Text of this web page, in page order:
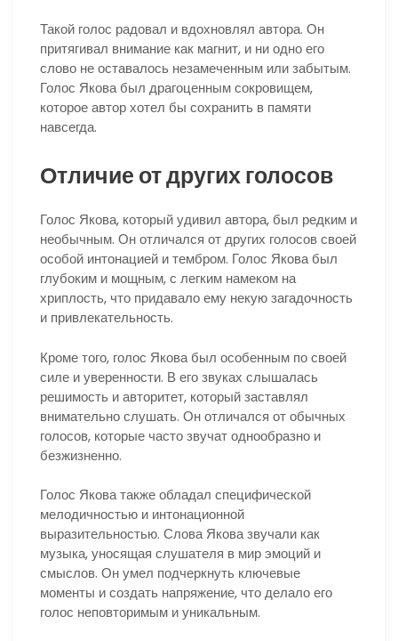
Такой голос радовал и вдохновлял автора. Он
притягивал внимание как магнит, и ни одно его
слово не оставалось незамеченным или забытым.
Голос Якова был драгоценным сокровищем,
которое автор хотел бы сохранить в памяти
навсегда.
Отличие от других голосов
Голос Якова, который удивил автора, был редким и
необычным. Он отличался от других голосов своей
особой интонацией и тембром. Голос Якова был
глубоким и мощным, с легким намеком на
хриплость, что придавало ему некую загадочность
и привлекательность.
Кроме того, голос Якова был особенным по своей
силе и уверенности. В его звуках слышалась
решимость и авторитет, который заставлял
внимательно слушать. Он отличался от обычных
голосов, которые часто звучат однообразно и
безжизненно.
Голос Якова также обладал специфической
мелодичностью и интонационной
выразительностью. Слова Якова звучали как
музыка, уносящая слушателя в мир эмоций и
смыслов. Он умел подчеркнуть ключевые
моменты и создать напряжение, что делало его
голос неповторимым и уникальным.